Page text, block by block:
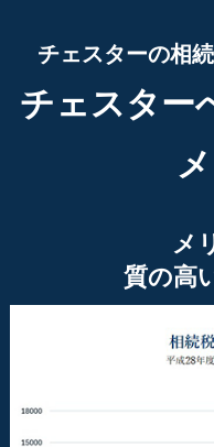
チェスターの相
チェスター
メ
質の高